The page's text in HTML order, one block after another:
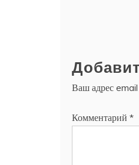
Ваш адрес email
Комментарий *